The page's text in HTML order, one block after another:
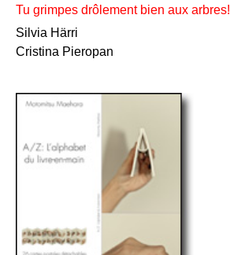
Tu grimpes drôlement bien aux arbres!
Silvia Härri
Cristina Pieropan